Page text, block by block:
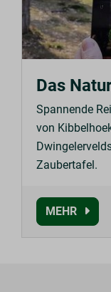
Das
Spannende
von
Zaubertafel.
MEHR